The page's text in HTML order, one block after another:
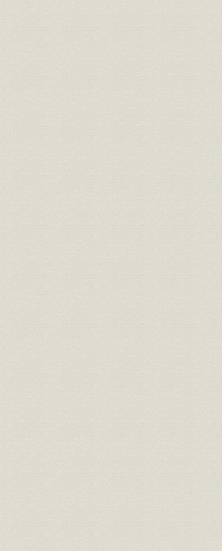
技術
「モートルの明電」から「パワ
ートロニクスの明電」へ 1972●
昭和47年→平成元年●1989
昭和51年
(1989年)
技術
21世紀への架け橋 1990●平成2
年→平成9年●1997
平成2年
年)
設備;催し
21世紀への架け橋 1990●平成2
年→平成9年●1997
平成9年